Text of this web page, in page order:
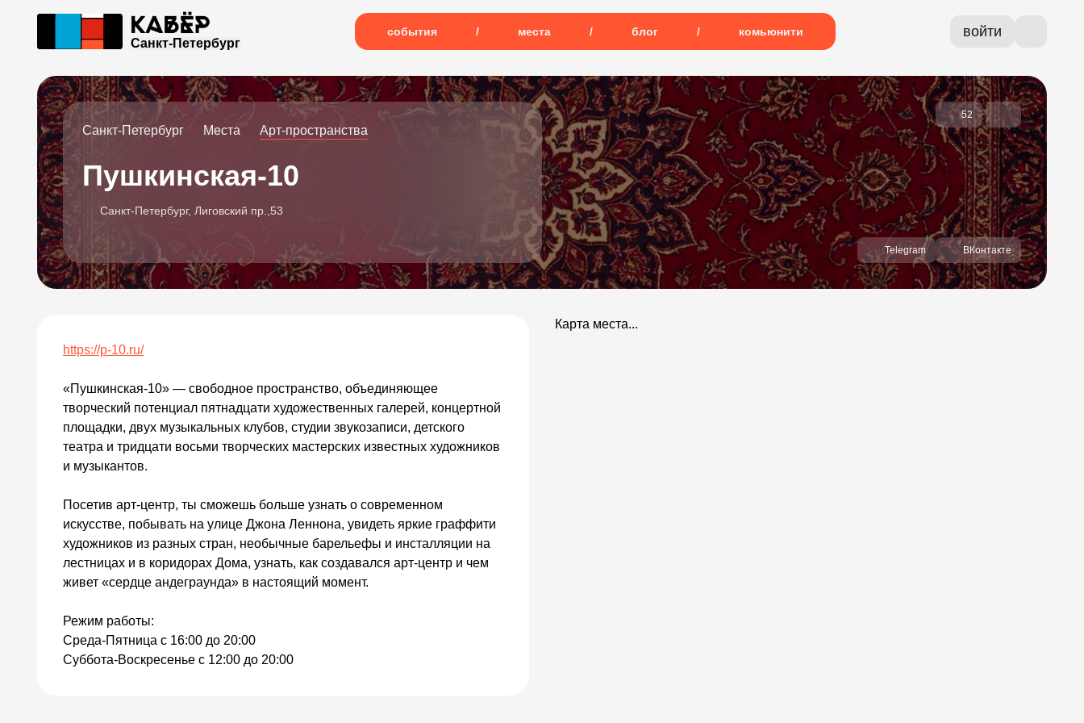
Санкт-Петербург
события / места / блог / комьюнити войти
52
Санкт-Петербург Места Арт-пространства
Пушкинская-10
Санкт-Петербург, Лиговский пр.,53
Telegram ВКонтакте
https://p-10.ru/
«Пушкинская-10» — свободное пространство, объединяющее
творческий потенциал пятнадцати художественных галерей, концертной
площадки, двух музыкальных клубов, студии звукозаписи, детского
театра и тридцати восьми творческих мастерских известных художников
и музыкантов.
Посетив арт-центр, ты сможешь больше узнать о современном
искусстве, побывать на улице Джона Леннона, увидеть яркие граффити
художников из разных стран, необычные барельефы и инсталляции на
лестницах и в коридорах Дома, узнать, как создавался арт-центр и чем
живет «сердце андеграунда» в настоящий момент.
Режим работы:
Среда-Пятница с 16:00 до 20:00
Суббота-Воскресенье с 12:00 до 20:00
Карта места...